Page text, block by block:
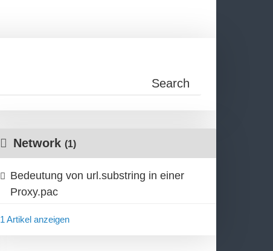
Network (1)
Bedeutung von url.substring in einer
Proxy.pac
1 Artikel anzeigen